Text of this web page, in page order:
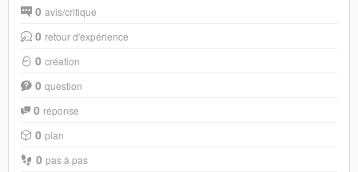
0 avis/critique
0 retour d'expérience
0 création
0 question
0 réponse
0 plan
0 pas à pas